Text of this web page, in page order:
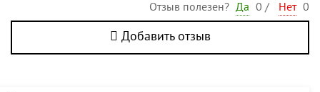
Отзыв полезен? Да 0 / Нет 0
Добавить отзыв